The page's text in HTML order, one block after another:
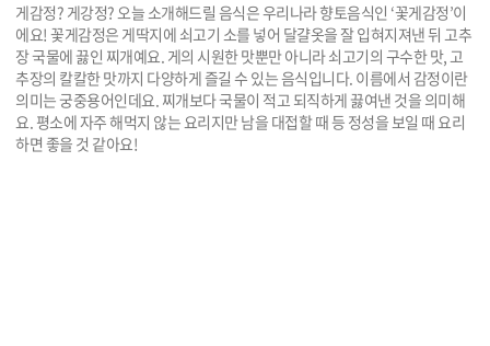
게감정? 게강정? 오늘 소개해드릴 음식은 우리나라 향토음식인 ‘꽃게감정’이
에요! 꽃게감정은 게딱지에 쇠고기 소를 넣어 달걀옷을 잘 입혀지져낸 뒤 고추
장 국물에 끓인 찌개예요. 게의 시원한 맛뿐만 아니라 쇠고기의 구수한 맛, 고
추장의 칼칼한 맛까지 다양하게 즐길 수 있는 음식입니다. 이름에서 감정이란
의미는 궁중용어인데요. 찌개보다 국물이 적고 되직하게 끓여낸 것을 의미해
요. 평소에 자주 해먹지 않는 요리지만 남을 대접할 때 등 정성을 보일 때 요리
하면 좋을 것 같아요!